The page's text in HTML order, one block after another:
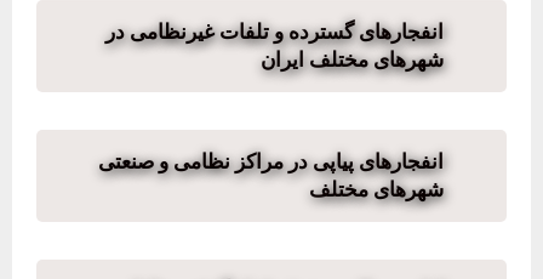
انفجارهای گسترده و تلفات غیرنظامی در
شهرهای مختلف ایران
انفجارهای پیاپی در مراکز نظامی و صنعتی
شهرهای مختلف